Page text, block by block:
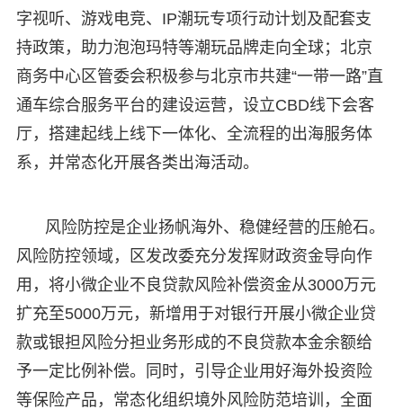
字视听、游戏电竞、IP潮玩专项行动计划及配套支
持政策，助力泡泡玛特等潮玩品牌走向全球；北京
商务中心区管委会积极参与北京市共建“一带一路”直
通车综合服务平台的建设运营，设立CBD线下会客
厅，搭建起线上线下一体化、全流程的出海服务体
系，并常态化开展各类出海活动。
风险防控是企业扬帆海外、稳健经营的压舱石。
风险防控领域，区发改委充分发挥财政资金导向作
用，将小微企业不良贷款风险补偿资金从3000万元
扩充至5000万元，新增用于对银行开展小微企业贷
款或银担风险分担业务形成的不良贷款本金余额给
予一定比例补偿。同时，引导企业用好海外投资险
等保险产品，常态化组织境外风险防范培训，全面